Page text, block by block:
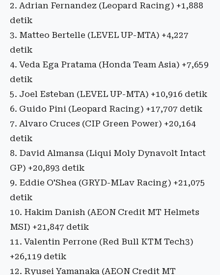
2. Adrian Fernandez (Leopard Racing) +1,888
detik
3. Matteo Bertelle (LEVEL UP-MTA) +4,227
detik
4. Veda Ega Pratama (Honda Team Asia) +7,659
detik
5. Joel Esteban (LEVEL UP-MTA) +10,916 detik
6. Guido Pini (Leopard Racing) +17,707 detik
7. Alvaro Cruces (CIP Green Power) +20,164
detik
8. David Almansa (Liqui Moly Dynavolt Intact
GP) +20,893 detik
9. Eddie O'Shea (GRYD-MLav Racing) +21,075
detik
10. Hakim Danish (AEON Credit MT Helmets
MSI) +21,847 detik
11. Valentin Perrone (Red Bull KTM Tech3)
+26,119 detik
12. Ryusei Yamanaka (AEON Credit MT